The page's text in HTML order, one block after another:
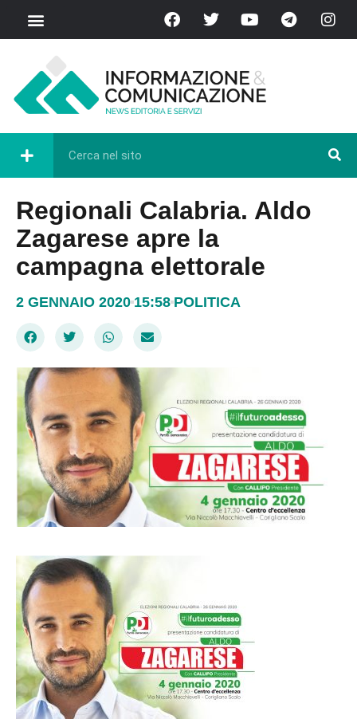
Regionali Calabria. Aldo
Zagarese apre la
campagna elettorale
2 GENNAIO 2020 15:58 POLITICA